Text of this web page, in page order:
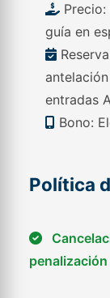
guía en
entradas
Bono:
Política